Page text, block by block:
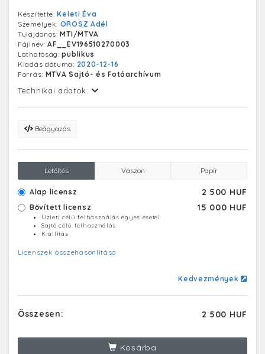
deux-jét.
Készítette:Keleti Éva
Személyek: OROSZ Adél
Tulajdonos:MTI/MTVA
Fájlnév:AF__EV196510270003
Láthatóság:publikus
Kiadás dátuma: 2020-12-16
Forrás: MTVA Sajtó- és Fotóarchívum
Technikai adatok:
Beágyazás
Letöltés Vászon Papír
Alap licensz 2 500 HUF
Bővített licensz 15 000 HUF
Üzleti célú felhasználás egyes esetei
Sajtó célú felhasználás
Kiállítás
Licenszek összehasonlítása
Kedvezmények
Összesen: 2 500 HUF
Kosárba